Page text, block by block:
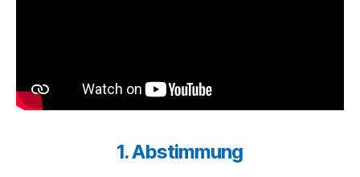
1. Abstimmung